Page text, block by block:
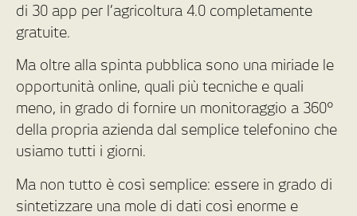
di 30 app per l’agricoltura 4.0 completamente
gratuite.
Ma oltre alla spinta pubblica sono una miriade le
opportunità online, quali più tecniche e quali
meno, in grado di fornire un monitoraggio a 360°
della propria azienda dal semplice telefonino che
usiamo tutti i giorni.
Ma non tutto è così semplice: essere in grado di
sintetizzare una mole di dati così enorme e